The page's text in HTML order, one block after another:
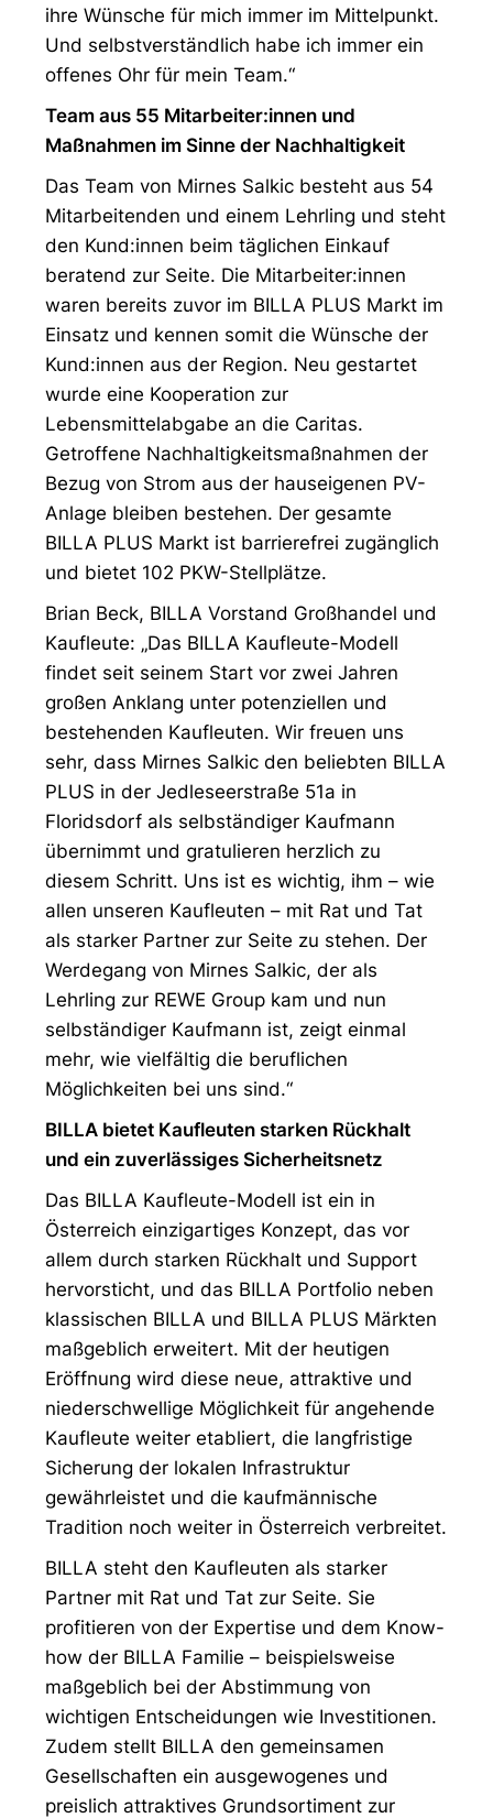
ihre Wünsche für mich immer im Mittelpunkt.
Und selbstverständlich habe ich immer ein
offenes Ohr für mein Team.“
Team aus 55 Mitarbeiter:innen und
Maßnahmen im Sinne der Nachhaltigkeit
Das Team von Mirnes Salkic besteht aus 54
Mitarbeitenden und einem Lehrling und steht
den Kund:innen beim täglichen Einkauf
beratend zur Seite. Die Mitarbeiter:innen
waren bereits zuvor im BILLA PLUS Markt im
Einsatz und kennen somit die Wünsche der
Kund:innen aus der Region. Neu gestartet
wurde eine Kooperation zur
Lebensmittelabgabe an die Caritas.
Getroffene Nachhaltigkeitsmaßnahmen der
Bezug von Strom aus der hauseigenen PV-
Anlage bleiben bestehen. Der gesamte
BILLA PLUS Markt ist barrierefrei zugänglich
und bietet 102 PKW-Stellplätze.
Brian Beck, BILLA Vorstand Großhandel und
Kaufleute: „Das BILLA Kaufleute-Modell
findet seit seinem Start vor zwei Jahren
großen Anklang unter potenziellen und
bestehenden Kaufleuten. Wir freuen uns
sehr, dass Mirnes Salkic den beliebten BILLA
PLUS in der Jedleseerstraße 51a in
Floridsdorf als selbständiger Kaufmann
übernimmt und gratulieren herzlich zu
diesem Schritt. Uns ist es wichtig, ihm – wie
allen unseren Kaufleuten – mit Rat und Tat
als starker Partner zur Seite zu stehen. Der
Werdegang von Mirnes Salkic, der als
Lehrling zur REWE Group kam und nun
selbständiger Kaufmann ist, zeigt einmal
mehr, wie vielfältig die beruflichen
Möglichkeiten bei uns sind.“
BILLA bietet Kaufleuten starken Rückhalt
und ein zuverlässiges Sicherheitsnetz
Das BILLA Kaufleute-Modell ist ein in
Österreich einzigartiges Konzept, das vor
allem durch starken Rückhalt und Support
hervorsticht, und das BILLA Portfolio neben
klassischen BILLA und BILLA PLUS Märkten
maßgeblich erweitert. Mit der heutigen
Eröffnung wird diese neue, attraktive und
niederschwellige Möglichkeit für angehende
Kaufleute weiter etabliert, die langfristige
Sicherung der lokalen Infrastruktur
gewährleistet und die kaufmännische
Tradition noch weiter in Österreich verbreitet.
BILLA steht den Kaufleuten als starker
Partner mit Rat und Tat zur Seite. Sie
profitieren von der Expertise und dem Know-
how der BILLA Familie – beispielsweise
maßgeblich bei der Abstimmung von
wichtigen Entscheidungen wie Investitionen.
Zudem stellt BILLA den gemeinsamen
Gesellschaften ein ausgewogenes und
preislich attraktives Grundsortiment zur